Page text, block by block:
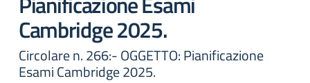
Cambridge 2025.
Circolare n. 266:- OGGETTO: Pianificazione
Esami Cambridge 2025.